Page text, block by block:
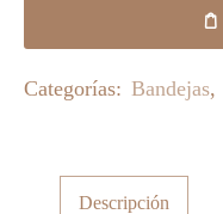
Categorías: Bandejas,
Descripción